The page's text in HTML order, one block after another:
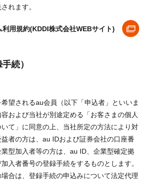
れます。
用規約(KDDI株式会社WEBサイト)
続）
望されるau会員（以下「申込者」といいま
および当社が別途定める「お客さまの個人
て」に同意の上、当社所定の方法により対
者の方は、au IDおよび証券会社の口座番
型加入者等の方は、au ID、企業型確定拠
入者番号の登録手続をするものとします。
合は、登録手続の申込みについて法定代理